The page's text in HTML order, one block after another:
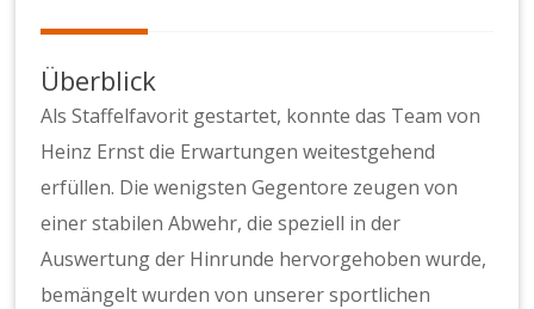
Überblick
Als Staffelfavorit gestartet, konnte das Team von
Heinz Ernst die Erwartungen weitestgehend
erfüllen. Die wenigsten Gegentore zeugen von
einer stabilen Abwehr, die speziell in der
Auswertung der Hinrunde hervorgehoben wurde,
bemängelt wurden von unserer sportlichen